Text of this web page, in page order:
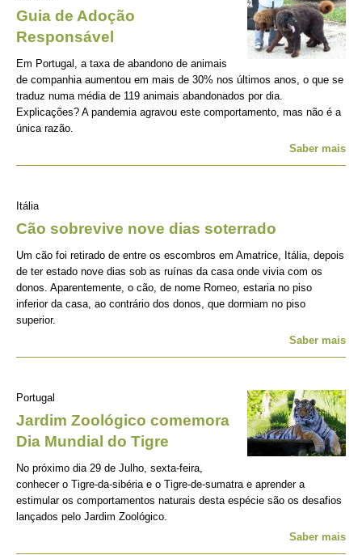
Guia de Adoção
Responsável
Em Portugal, a taxa de abandono de animais
de companhia aumentou em mais de 30% nos últimos anos, o que se
traduz numa média de 119 animais abandonados por dia.
Explicações? A pandemia agravou este comportamento, mas não é a
única razão.
Saber mais
Itália
Cão sobrevive nove dias soterrado
Um cão foi retirado de entre os escombros em Amatrice, Itália, depois
de ter estado nove dias sob as ruínas da casa onde vivia com os
donos. Aparentemente, o cão, de nome Romeo, estaria no piso
inferior da casa, ao contrário dos donos, que dormiam no piso
superior.
Saber mais
Portugal
Jardim Zoológico comemora
Dia Mundial do Tigre
No próximo dia 29 de Julho, sexta-feira,
conhecer o Tigre-da-sibéria e o Tigre-de-sumatra e aprender a
estimular os comportamentos naturais desta espécie são os desafios
lançados pelo Jardim Zoológico.
Saber mais